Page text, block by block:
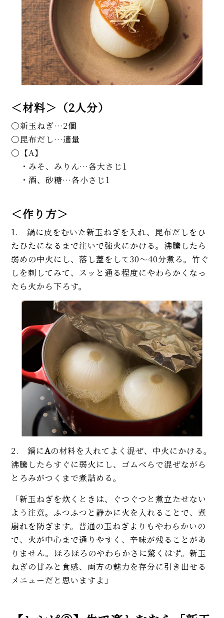
＜材料＞（2人分）
新玉ねぎ…2個
昆布だし…適量
【A】
・みそ、みりん…各大さじ1
・酒、砂糖…各小さじ1
＜作り方＞
1. 鍋に皮をむいた新玉ねぎを入れ、昆布だしをひ
たひたになるまで注いで強火にかける。沸騰したら
弱めの中火にし、落し蓋をして30〜40分煮る。竹ぐ
しを刺してみて、スッと通る程度にやわらかくなっ
たら火から下ろす。
2. 鍋にAの材料を入れてよく混ぜ、中火にかける。
沸騰したらすぐに弱火にし、ゴムべらで混ぜながら
とろみがつくまで煮詰める。
「新玉ねぎを炊くときは、ぐつぐつと煮立たせない
よう注意。ふつふつと静かに火を入れることで、煮
崩れを防ぎます。普通の玉ねぎよりもやわらかいの
で、火が中心まで通りやすく、辛味が残ることがあ
りません。ほろほろのやわらかさに驚くはず。新玉
ねぎの甘みと食感、両方の魅力を存分に引き出せる
メニューだと思いますよ」